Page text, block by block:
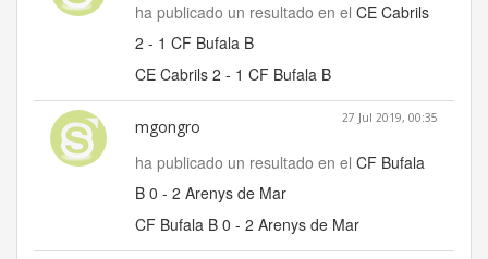
ha publicado un resultado en el CE Cabrils
2 - 1 CF Bufala B
CE Cabrils 2 - 1 CF Bufala B
mgongro 27 Jul 2019, 00:35
ha publicado un resultado en el CF Bufala
B 0 - 2 Arenys de Mar
CF Bufala B 0 - 2 Arenys de Mar